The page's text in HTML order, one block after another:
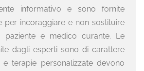
informativo e sono fornite
per incoraggiare e non sostituire
e medico curante. Le
dagli esperti sono di carattere
terapie personalizzate devono